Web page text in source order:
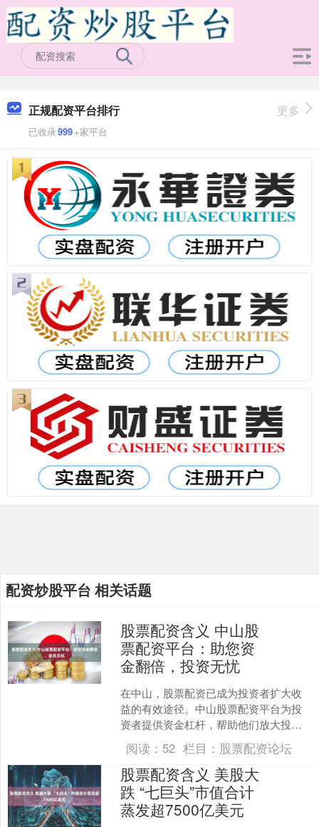
正规配资平台排行
已收录999+家平台
更多
配资炒股平台 相关话题
股票配资含义 中山股
票配资平台：助您资
金翻倍，投资无忧
在中山，股票配资已成为投资者扩大收
益的有效途径。中山股票配资平台为投
资者提供资金杠杆，帮助他们放大投资
收益，实现财富增值。 股票配资是一种
融资方式，投资者可以向....
阅读： 52 栏目： 股票配资论坛
股票配资含义 美股大
跌 “七巨头”市值合计
蒸发超7500亿美元